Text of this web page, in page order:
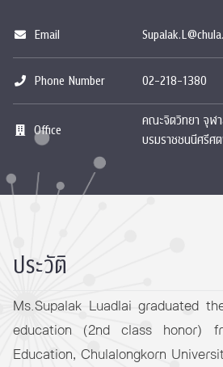
Email
Phone Number 02-218-1380
Office
คณะจิตวิทยา จุฬ
บรมราชชนนีศรีศ
ประวัติ
Ms.Supalak Luadlai graduated
education (2nd class honor)
Education, Chulalongkorn